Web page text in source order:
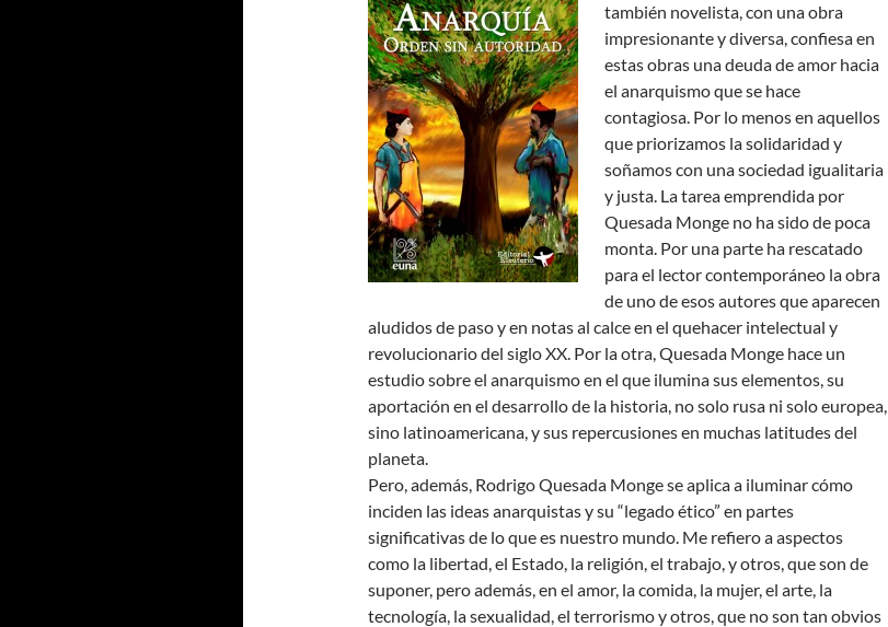
también novelista, con una obra
impresionante y diversa, confiesa en
estas obras una deuda de amor hacia
el anarquismo que se hace
contagiosa. Por lo menos en aquellos
que priorizamos la solidaridad y
soñamos con una sociedad igualitaria
y justa. La tarea emprendida por
Quesada Monge no ha sido de poca
monta. Por una parte ha rescatado
para el lector contemporáneo la obra
de uno de esos autores que aparecen
aludidos de paso y en notas al calce en el quehacer intelectual y
revolucionario del siglo XX. Por la otra, Quesada Monge hace un
estudio sobre el anarquismo en el que ilumina sus elementos, su
aportación en el desarrollo de la historia, no solo rusa ni solo europea,
sino latinoamericana, y sus repercusiones en muchas latitudes del
planeta.
Pero, además, Rodrigo Quesada Monge se aplica a iluminar cómo
inciden las ideas anarquistas y su “legado ético” en partes
significativas de lo que es nuestro mundo. Me refiero a aspectos
como la libertad, el Estado, la religión, el trabajo, y otros, que son de
suponer, pero además, en el amor, la comida, la mujer, el arte, la
tecnología, la sexualidad, el terrorismo y otros, que no son tan obvios